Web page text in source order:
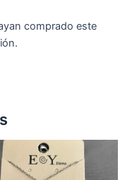
comprado este